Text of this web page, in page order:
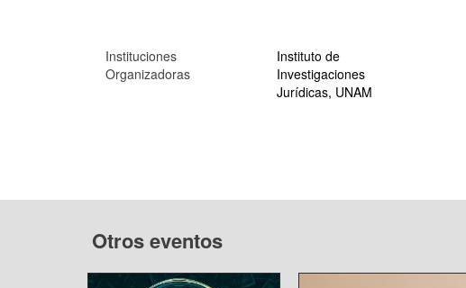
Instituciones
Organizadoras
Instituto de
Investigaciones
Jurídicas, UNAM
Otros eventos